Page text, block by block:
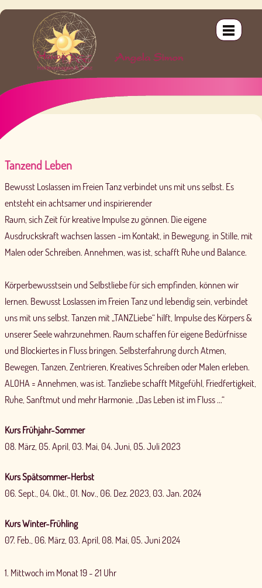
Tanzend Leben
Bewusst Loslassen im Freien Tanz verbindet uns mit uns selbst. Es
entsteht ein achtsamer und inspirierender
Raum, sich Zeit für kreative Impulse zu gönnen. Die eigene
Ausdruckskraft wachsen lassen -im Kontakt, in Bewegung, in Stille, mit
Malen oder Schreiben. Annehmen, was ist, schafft Ruhe und Balance.
Körperbewusstsein und Selbstliebe für sich empfinden, können wir
lernen. Bewusst Loslassen im Freien Tanz und lebendig sein, verbindet
uns mit uns selbst. Tanzen mit „TANZLiebe“ hilft, Impulse des Körpers &
unserer Seele wahrzunehmen. Raum schaffen für eigene Bedürfnisse
und Blockiertes in Fluss bringen. Selbsterfahrung durch Atmen,
Bewegen, Tanzen, Zentrieren, Kreatives Schreiben oder Malen erleben.
ALOHA = Annehmen, was ist. Tanzliebe schafft Mitgefühl, Friedfertigkeit,
Ruhe, Sanftmut und mehr Harmonie. „Das Leben ist im Fluss ...“
Kurs Frühjahr-Sommer
08. März, 05. April, 03. Mai, 04. Juni, 05. Juli 2023
Kurs Spätsommer-Herbst
06. Sept., 04. Okt., 01. Nov., 06. Dez. 2023, 03. Jan. 2024
Kurs Winter-Frühling
07. Feb., 06. März, 03. April, 08. Mai, 05. Juni 2024
1. Mittwoch im Monat 19 - 21 Uhr
Schwangeren-Massage
Kinder-Massage
Wirkung der Schwangeren-Massage
Innere Kind - Körpertherapie
Vergebung - Heilmeditation & Körpertherapie
Feeling Dissolve - Energiebehandlung
OHANA - Heilbehandlung für Zwei
GUA SHA - Gesichtsmassage
KAHI LOA - Heilbehandlung
Delphin-Massage LomiLomi Hawai`i
Kahuna-Massage LomiLomi Nui
Stone-Massage LomiLomi Pohaku
Basis I „Lomi Lomi Nui & Kahi Loa”
Basis II „Huna-Weisheit & Kalana”
Special-Basis "Hana Ikehu & Tike Waena"
Aufbau II „E a la E & Diving Dolphins”
Special I „Aloha-Hawaiian Goddess”
Special II „Mana Points & Holomana”
LomiLomi Pohaku
IKE & WaiWai
KALA & Ho´oponopono
Teneriffa 2024